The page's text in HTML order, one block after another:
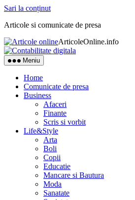
Sari la conținut
Articole si comunicate de presa
ArticoleOnline.info
Meniu
Home
Comunicate de presa
Business
Afaceri
Finante
Scris si vorbit
Life&Style
Arta
Boli
Copii
Educatie
Mancare si Bautura
Moda
Sanatate